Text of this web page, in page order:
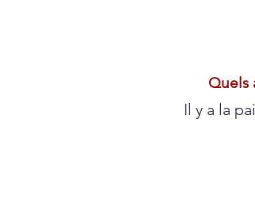
Quels
Il y a la